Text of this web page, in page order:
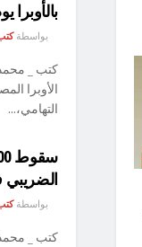
بالأوبرا يوم 9
بواسطة
كتب _
الأوبرا
التهامي،...
الضريبي في
بواسطة
كتب _ محمد